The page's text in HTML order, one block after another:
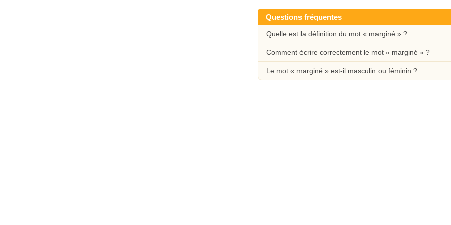
Questions fréquentes
Quelle est la définition du mot « marginé » ?
Comment écrire correctement le mot « marginé » ?
Le mot « marginé » est-il masculin ou féminin ?